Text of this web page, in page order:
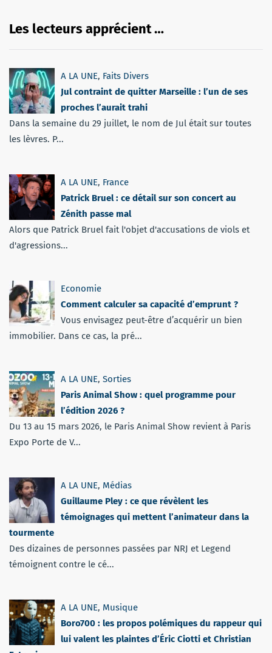
Les lecteurs apprécient …
A LA UNE, Faits Divers
Jul contraint de quitter Marseille : l’un de ses
proches l’aurait trahi
Dans la semaine du 29 juillet, le nom de Jul était sur toutes
les lèvres. P...
A LA UNE, France
Patrick Bruel : ce détail sur son concert au
Zénith passe mal
Alors que Patrick Bruel fait l'objet d'accusations de viols et
d'agressions...
Economie
Comment calculer sa capacité d’emprunt ?
Vous envisagez peut-être d’acquérir un bien
immobilier. Dans ce cas, la pré...
A LA UNE, Sorties
Paris Animal Show : quel programme pour
l’édition 2026 ?
Du 13 au 15 mars 2026, le Paris Animal Show revient à Paris
Expo Porte de V...
A LA UNE, Médias
Guillaume Pley : ce que révèlent les
témoignages qui mettent l’animateur dans la
tourmente
Des dizaines de personnes passées par NRJ et Legend
témoignent contre le cé...
A LA UNE, Musique
Boro700 : les propos polémiques du rappeur qui
lui valent les plaintes d’Éric Ciotti et Christian